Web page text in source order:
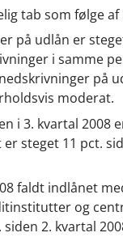
tab som følge
på udlån er
i samme
på
moderat.
i 3. kvartal 2008
er steget 11 pct.
faldt indlånet
og
2. kvartal